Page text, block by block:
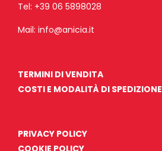
Tel: +39 06 5898028
Mail: info@anicia.it
TERMINI DI VENDITA
COSTI E MODALITÀ DI SPEDIZIONE
PRIVACY POLICY